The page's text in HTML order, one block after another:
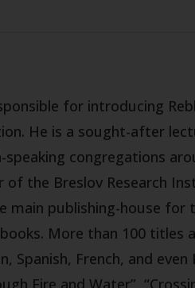
for introducing
He is a sought-after
speaking congregations
of the Breslov Research
main publishing-house
More than 100 titles
Spanish, French, and even
Fire and Water”,